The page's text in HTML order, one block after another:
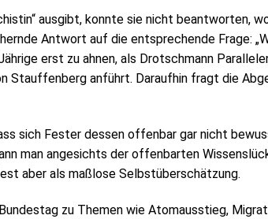
ausgibt, konnte sie nicht beantworten,
Antwort auf die entsprechende Frage:
erst zu ahnen, als Drotschmann
Stauffenberg anführt. Daraufhin fragt die
sich Fester dessen offenbar gar nicht
man angesichts der offenbarten
aber als maßlose Selbstüberschätzung.
zu Themen wie Atomausstieg,